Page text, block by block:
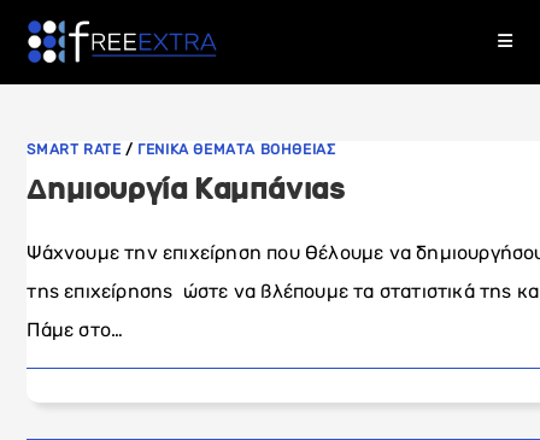
content
SMART RATE / ΓΕΝΙΚΑ ΘΕΜΑΤΑ ΒΟΗΘΕΙΑΣ
Δημιουργία Καμπάνιας
Ψάχνουμε την επιχείρηση που θέλουμε να
της επιχείρησης ώστε να βλέπουμε τα στατιστικά της
Πάμε στο…